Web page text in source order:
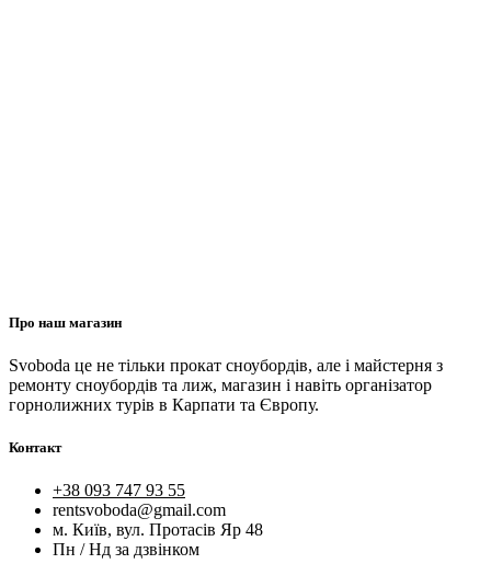
Про наш магазин
Svoboda це не тільки прокат сноубордів, але і майстерня з
ремонту сноубордів та лиж, магазин і навіть організатор
горнолижних турів в Карпати та Європу.
Контакт
+38 093 747 93 55
rentsvoboda@gmail.com
м. Київ, вул. Протасів Яр 48
Пн / Нд за дзвінком